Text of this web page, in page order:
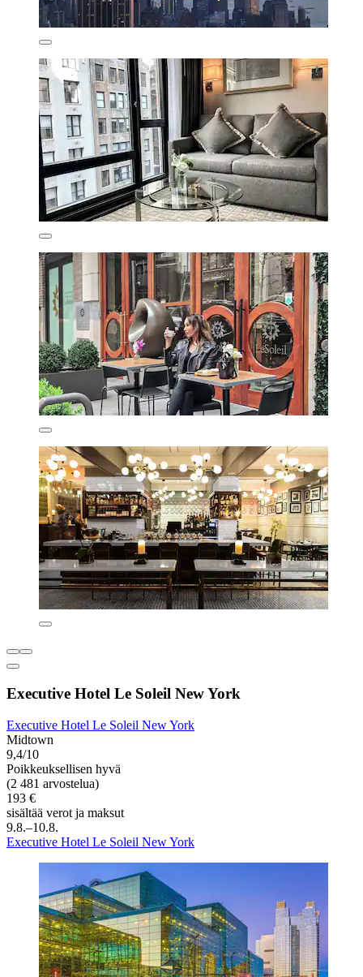
Executive Hotel Le Soleil New York
Executive Hotel Le Soleil New York
Midtown
9,4/10
Poikkeuksellisen hyvä
(2 481 arvostelua)
193 €
sisältää verot ja maksut
9.8.–10.8.
Executive Hotel Le Soleil New York